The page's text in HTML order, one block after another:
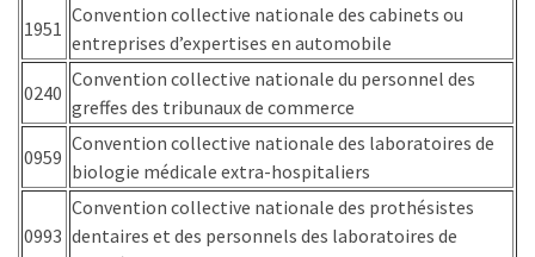
Certification
(28)
1951
Convention collective nationale des cabinets ou
entreprises d’expertises en automobile
0240
Convention collective nationale du personnel des
greffes des tribunaux de commerce
0959
Convention collective nationale des laboratoires de
biologie médicale extra-hospitaliers
0993
Convention collective nationale des prothésistes
dentaires et des personnels des laboratoires de